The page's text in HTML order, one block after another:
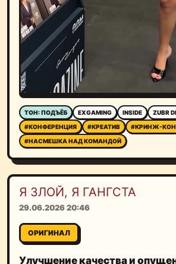
ТОН: ПОДЪЁБ EXGAMING INSIDE
ZUBR
#КОНФЕРЕНЦИЯ
#КРЕАТИВ
#КРИНЖ-
#НАСМЕШКА НАД КОМАНДОЙ
Я ЗЛОЙ, Я ГАНГСТА
29.06.2026 20:46
ОРИГИНАЛ
Улучшение качества и